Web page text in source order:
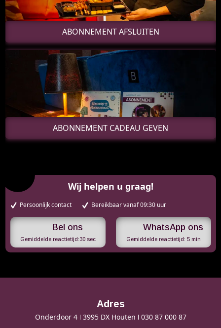
ABONNEMENT AFSLUITEN
ABONNEMENT CADEAU GEVEN
Wij helpen u graag!
Persoonlijk contact Bereikbaar vanaf 09:30 uur
Gemiddelde reactietijd:30 sec
WhatsApp ons
Gemiddelde reactietijd: 5 min
Adres
Onderdoor 4 3995 DX Houten 030 87 000 87